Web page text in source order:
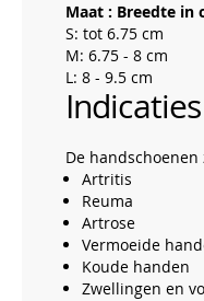
Maat : Breedte in
S: tot 6.75 cm
M: 6.75 - 8 cm
L: 8 - 9.5 cm
De
Artritis
Reuma
Artrose
Vermoeide
Koude handen
Zwellingen en